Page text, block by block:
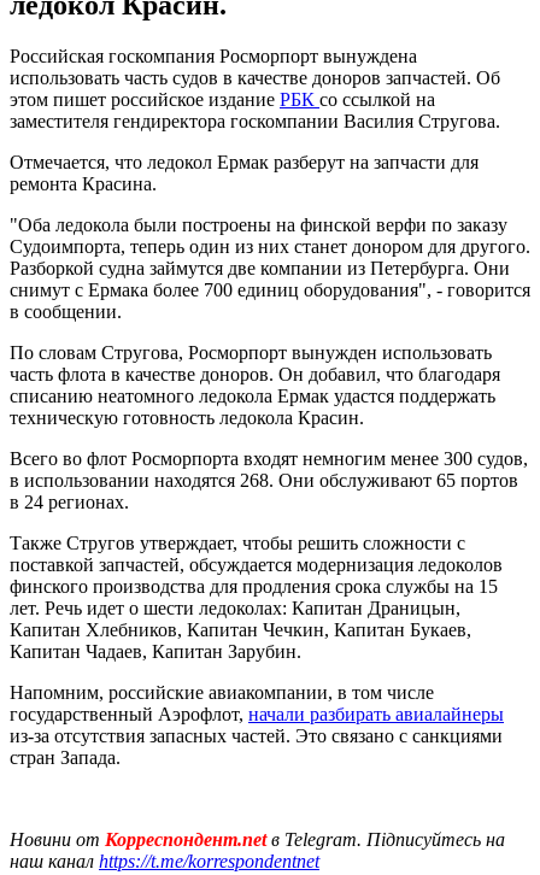
Российская госкомпания Росморпорт вынуждена
использовать часть судов в качестве доноров запчастей. Об
этом пишет российское издание РБК со ссылкой на
заместителя гендиректора госкомпании Василия Стругова.
Отмечается, что ледокол Ермак разберут на запчасти для
ремонта Красина.
"Оба ледокола были построены на финской верфи по заказу
Судоимпорта, теперь один из них станет донором для другого.
Разборкой судна займутся две компании из Петербурга. Они
снимут с Ермака более 700 единиц оборудования", - говорится
в сообщении.
По словам Стругова, Росморпорт вынужден использовать
часть флота в качестве доноров. Он добавил, что благодаря
списанию неатомного ледокола Ермак удастся поддержать
техническую готовность ледокола Красин.
Всего во флот Росморпорта входят немногим менее 300 судов,
в использовании находятся 268. Они обслуживают 65 портов
в 24 регионах.
Также Стругов утверждает, чтобы решить сложности с
поставкой запчастей, обсуждается модернизация ледоколов
финского производства для продления срока службы на 15
лет. Речь идет о шести ледоколах: Капитан Драницын,
Капитан Хлебников, Капитан Чечкин, Капитан Букаев,
Капитан Чадаев, Капитан Зарубин.
Напомним, российские авиакомпании, в том числе
государственный Аэрофлот, начали разбирать авиалайнеры
из-за отсутствия запасных частей. Это связано с санкциями
стран Запада.
Новини от Корреспондент.netв Telegram. Підписуйтесь на
наш канал https://t.me/korrespondentnet